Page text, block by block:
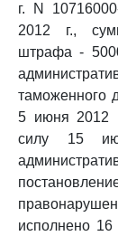
г. N
2012 г.,
штрафа -
таможенного
5 июня 2012
силу 15
исполнено